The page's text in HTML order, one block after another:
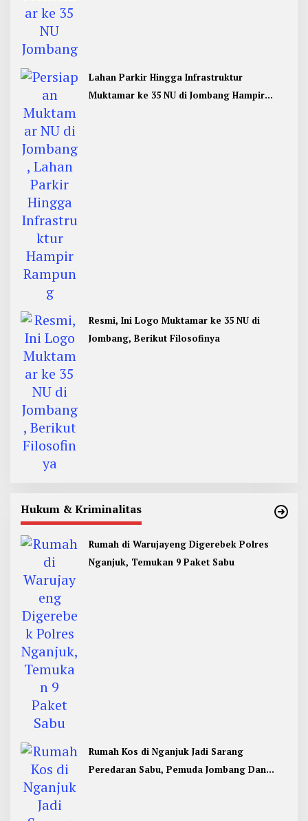
Lahan Parkir Hingga Infrastruktur
Muktamar ke 35 NU di Jombang Hampir
Resmi, Ini Logo Muktamar ke 35 NU di
Jombang, Berikut Filosofinya
Hukum & Kriminalitas
Rumah di Warujayeng Digerebek Polres
Nganjuk, Temukan 9 Paket Sabu
Rumah Kos di Nganjuk Jadi Sarang
Peredaran Sabu, Pemuda Jombang Dan